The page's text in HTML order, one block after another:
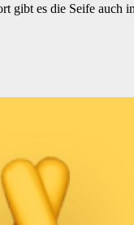
gibt es die Seife auch